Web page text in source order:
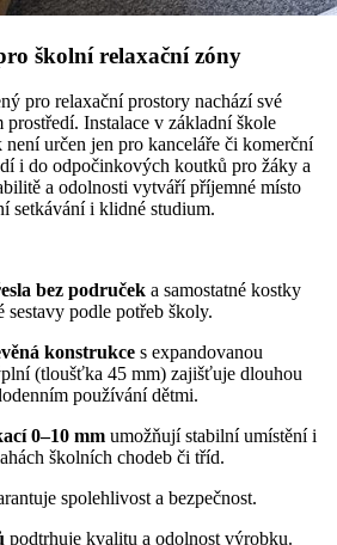
školní relaxační zóny
pro relaxační prostory nachází své
Instalace v základní škole
není určen jen pro kanceláře či komerční
i do odpočinkových koutků pro žáky a
a odolnosti vytváří příjemné místo
setkávání i klidné studium.
bez područek a samostatné kostky
podle potřeb školy.
konstrukce s expandovanou
(tloušťka 45 mm) zajišťuje dlouhou
používání dětmi.
0–10 mm umožňují stabilní umístění i
školních chodeb či tříd.
spolehlivost a bezpečnost.
podtrhuje kvalitu a odolnost výrobku.